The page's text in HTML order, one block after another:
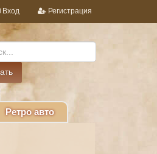
Вход Регистрация
Ретро авто